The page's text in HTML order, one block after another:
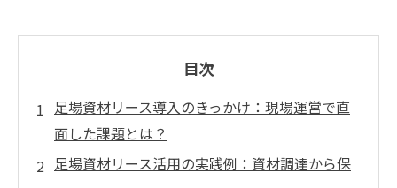
目次
足場資材リース導入のきっかけ：現場運営で直
面した課題とは？
足場資材リース活用の実践例：資材調達から保